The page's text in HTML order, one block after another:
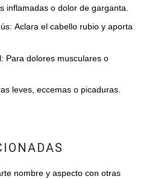
inflamadas o dolor de garganta.
Aclara el cabello rubio y aporta
Para dolores musculares o
leves, eccemas o picaduras.
nombre y aspecto con otras